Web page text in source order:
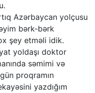
Azərbaycan yolçusu
bərk-bərk
şey etməli idik.
yoldaşı doktor
səmimi və
proqramın
yazdığım